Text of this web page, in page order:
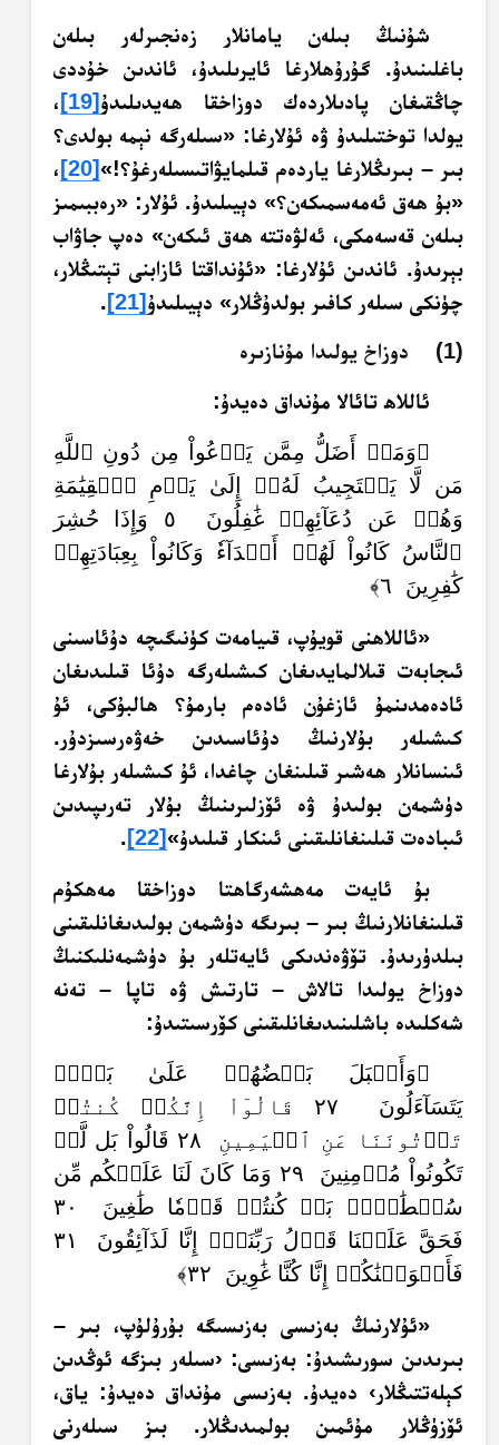
شۇنىڭ بىلەن يامانلار زەنجىرلەر بىلەن
باغلىنىدۇ. گۇرۇھلارغا ئايرىلىدۇ، ئاندىن خۇددى
چاڭقىغان پادىلاردەك دوزاخقا ھەيدىلىدۇ [19]
،
يولدا توختىلىدۇ ۋە ئۇلارغا: «سىلەرگە نېمە بولدى؟
بىر – بىرىڭلارغا ياردەم قىلمايۋاتىسىلەرغۇ؟!» [20]
،
«بۇ ھەق ئەمەسمىكەن؟» دېيىلىدۇ. ئۇلار: «رەببىمىز
بىلەن قەسەمكى، ئەلۋەتتە ھەق ئىكەن» دەپ جاۋاب
بېرىدۇ. ئاندىن ئۇلارغا: «ئۇنداقتا ئازابنى تېتىڭلار،
چۈنكى سىلەر كافىر بولدۇڭلار» دېيىلىدۇ [21]
.
(1) دوزاخ يولىدا مۇنازىرە
ئاللاھ تائالا مۇنداق دەيدۇ:
﴿وَمَنۡ أَضَلُّ مِمَّن يَدۡعُواْ مِن دُونِ ٱللَّهِ
مَن لَّا يَسۡتَجِيبُ لَهُۥٓ إِلَىٰ يَوۡمِ ٱلۡقِيَٰمَةِ
وَهُمۡ عَن دُعَآئِهِمۡ غَٰفِلُونَ ٥ وَإِذَا حُشِرَ
ٱلنَّاسُ كَانُواْ لَهُمۡ أَعۡدَآءٗ وَكَانُواْ بِعِبَادَتِهِمۡ
كَٰفِرِينَ ٦﴾
«ئاللاھنى قويۇپ، قىيامەت كۈنىگىچە دۇئاسىنى
ئىجابەت قىلالمايدىغان كىشىلەرگە دۇئا قىلىدىغان
ئادەمدىنمۇ ئازغۇن ئادەم بارمۇ؟ ھالبۇكى، ئۇ
كىشىلەر بۇلارنىڭ دۇئاسىدىن خەۋەرسىزدۇر.‏
ئىنسانلار ھەشىر‏‎ ‎قىلىنغان چاغدا، ئۇ كىشىلەر بۇلارغا
دۈشمەن بولىدۇ ۋە ئۆزلىرىنىڭ بۇلار‎ ‎تەرىپىدىن
ئىبادەت قىلىنغانلىقىنى ئىنكار قىلىدۇ» [22]
.‏
بۇ ئايەت مەھشەرگاھتا دوزاخقا مەھكۇم
قىلىنغانلارنىڭ بىر – بىرىگە دۈشمەن بولىدىغانلىقىنى
بىلدۈرىدۇ. تۆۋەندىكى ئايەتلەر بۇ دۈشمەنلىكنىڭ
دوزاخ يولىدا تالاش – تارتىش ۋە تاپا – تەنە
شەكلىدە باشلىنىدىغانلىقىنى كۆرسىتىدۇ:
﴿وَأَقۡبَلَ بَعۡضُهُمۡ عَلَىٰ بَعۡضٖ
يَتَسَآءَلُونَ ٢٧ قَالُوٓاْ إِنَّكُمۡ كُنتُمۡ
تَأۡتُونَنَا عَنِ ٱلۡيَمِينِ ٢٨ قَالُواْ بَل لَّمۡ
تَكُونُواْ مُؤۡمِنِينَ ٢٩ وَمَا كَانَ لَنَا عَلَيۡكُم مِّن
سُلۡطَٰنِۢۖ بَلۡ كُنتُمۡ قَوۡمٗا طَٰغِينَ ٣٠
فَحَقَّ عَلَيۡنَا قَوۡلُ رَبِّنَآۖ إِنَّا لَذَآئِقُونَ ٣١
فَأَغۡوَيۡنَٰكُمۡ إِنَّا كُنَّا غَٰوِينَ ٣٢﴾
«ئۇلارنىڭ بەزىسى بەزىسىگە بۇرۇلۇپ، بىر –
بىرىدىن سورىشىدۇ: بەزىسى: ‹سىلەر بىزگە ئوڭدىن
كېلەتتىڭلار› دەيدۇ. بەزىسى مۇنداق دەيدۇ: ياق،
ئۆزۈڭلار مۇئمىن بولمىدىڭلار. بىز سىلەرنى